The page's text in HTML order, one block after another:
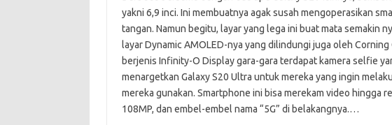
yakni 6,9 inci. Ini membuatnya agak susah mengoperasikan
tangan. Namun begitu, layar yang lega ini buat mata semakin
layar Dynamic AMOLED-nya yang dilindungi juga oleh
berjenis Infinity-O Display gara-gara terdapat kamera selfie
menargetkan Galaxy S20 Ultra untuk mereka yang ingin
mereka gunakan. Smartphone ini bisa merekam video hingga
108MP, dan embel-embel nama “5G” di belakangnya.…